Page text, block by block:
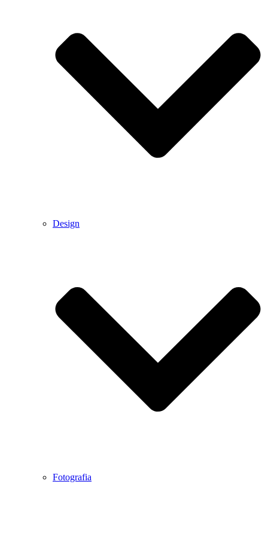
Design
Fotografia